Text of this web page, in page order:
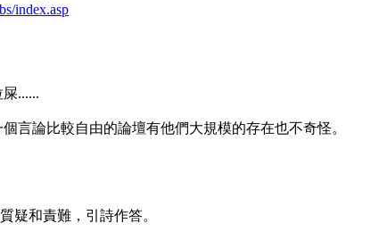
index.asp
......
言論比較自由的論壇有他們大規模的存在也不奇怪。
疑和責難，引詩作答。